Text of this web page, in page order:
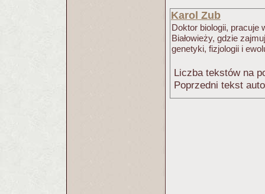
Karol Zub
Doktor biologii, pracuje
Białowieży, gdzie
genetyki, fizjologii i
Liczba tekstów na
Poprzedni tekst